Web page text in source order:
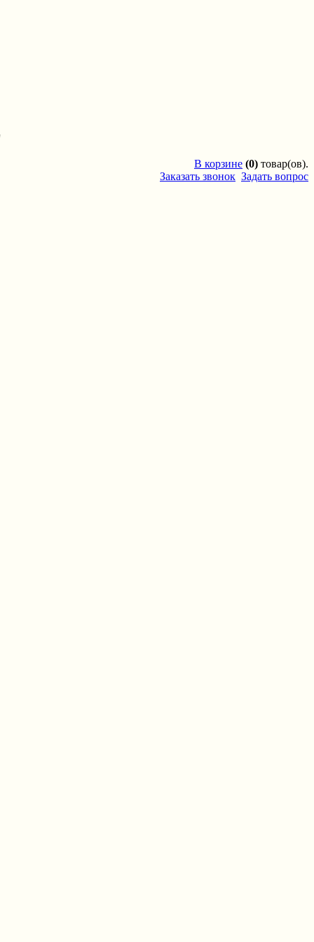
В корзине (0) товар(ов).
Заказать звонок Задать вопрос